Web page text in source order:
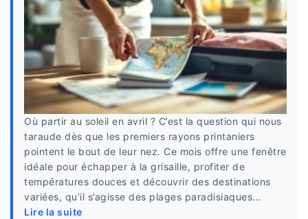
Où partir au soleil en avril ? C’est la question qui nous
taraude dès que les premiers rayons printaniers
pointent le bout de leur nez. Ce mois offre une fenêtre
idéale pour échapper à la grisaille, profiter de
températures douces et découvrir des destinations
variées, qu’il s’agisse des plages paradisiaques...
Lire la suite